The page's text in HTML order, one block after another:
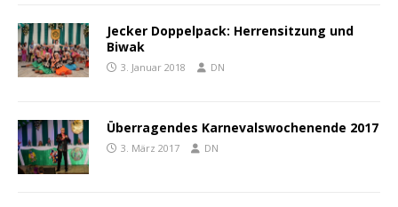
Jecker Doppelpack: Herrensitzung und
Biwak
3. Januar 2018 DN
Überragendes Karnevalswochenende 2017
3. März 2017 DN